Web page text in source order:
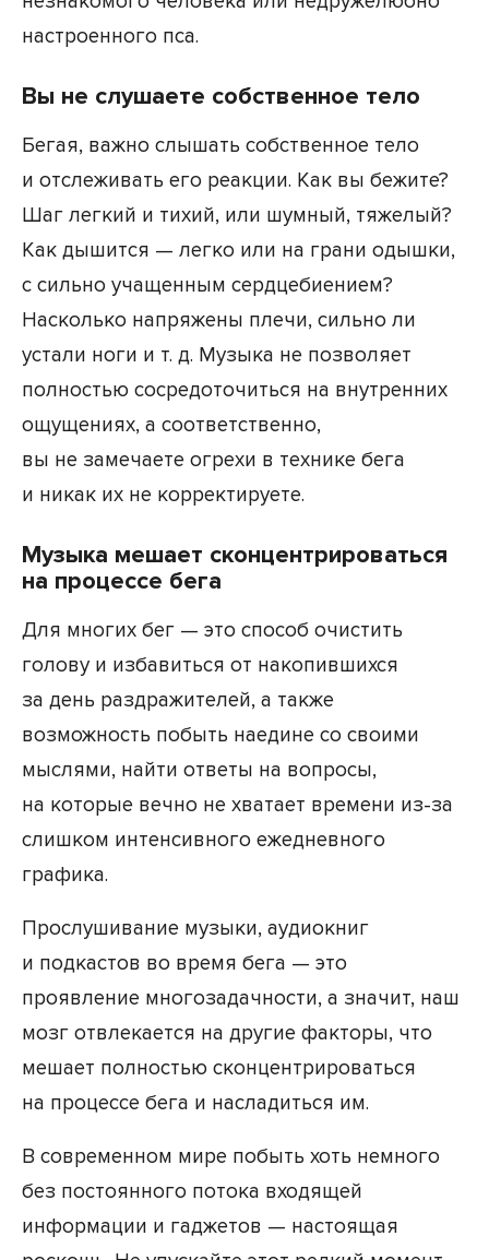
настроенного пса.
Вы не слушаете собственное тело
Бегая, важно слышать собственное тело
и отслеживать его реакции. Как вы бежите?
Шаг легкий и тихий, или шумный, тяжелый?
Как дышится — легко или на грани одышки,
с сильно учащенным сердцебиением?
Насколько напряжены плечи, сильно ли
устали ноги и т. д. Музыка не позволяет
полностью сосредоточиться на внутренних
ощущениях, а соответственно,
вы не замечаете огрехи в технике бега
и никак их не корректируете.
Музыка мешает сконцентрироваться
на процессе бега
Для многих бег — это способ очистить
голову и избавиться от накопившихся
за день раздражителей, а также
возможность побыть наедине со своими
мыслями, найти ответы на вопросы,
на которые вечно не хватает времени из-за
слишком интенсивного ежедневного
графика.
Прослушивание музыки, аудиокниг
и подкастов во время бега — это
проявление многозадачности, а значит, наш
мозг отвлекается на другие факторы, что
мешает полностью сконцентрироваться
на процессе бега и насладиться им.
В современном мире побыть хоть немного
без постоянного потока входящей
информации и гаджетов — настоящая